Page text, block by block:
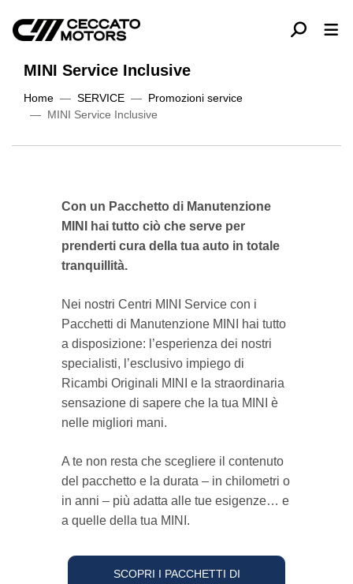
MINI Service Inclusive
Home SERVICE
Promozioni service
MINI Service Inclusive
Con un Pacchetto di Manutenzione
MINI hai tutto ciò che serve per
prenderti cura della tua auto in totale
tranquillità.
Nei nostri Centri MINI Service con i
Pacchetti di Manutenzione MINI hai tutto
a disposizione: l’esperienza dei nostri
specialisti, l’esclusivo impiego di
Ricambi Originali MINI e la straordinaria
sensazione di sapere che la tua MINI è
nelle migliori mani.
A te non resta che scegliere il contenuto
del pacchetto e la durata – in chilometri o
in anni – più adatta alle tue esigenze… e
a quelle della tua MINI.
SCOPRI I PACCHETTI DI